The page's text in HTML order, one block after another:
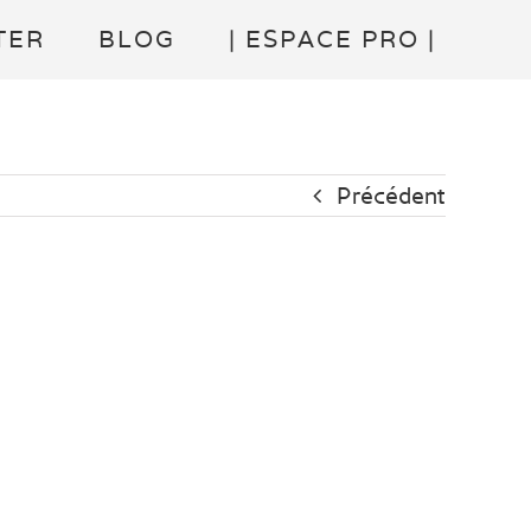
BLOG | ESPACE PRO |
Précédent